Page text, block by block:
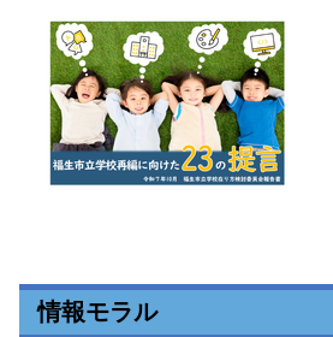
情報モラル